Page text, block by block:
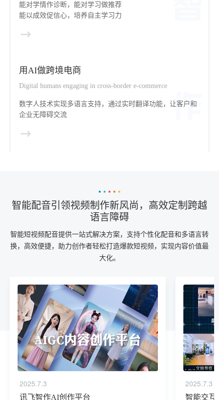
能对学情作诊断，能对学习做推荐
能以成效促信心，培养自主学习力
用AI做跨境电商
Digital humans engaging in cross-border e-commerce
数字人技术实现多语言支持，通过实时翻译功能，让客户和
企业无障碍交流
智能配音引领视频制作新风尚，高效定制跨越
语言障碍
智能短视频配音提供一站式解决方案，支持个性化配音和多语言转
换，高效便捷，助力创作者轻松打造爆款短视频，实现内容价值最
大化。
2025.7.3
讯飞智作AI创作平台
2025.7.3
智能交互